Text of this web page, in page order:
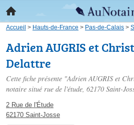
Accueil > Hauts-de-France > Pas-de-Calais >
Adrien AUGRIS et
Delattre
Cette fiche présente "Adrien AUGRIS et
notaire situé rue de l'étude, 62170 Saint-
2 Rue de l'Étude
62170 Saint-Josse